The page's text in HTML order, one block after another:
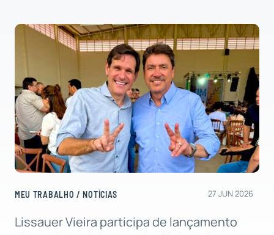
MEU TRABALHO /NOTÍCIAS 27 JUN 2026
Lissauer Vieira participa de lançamento